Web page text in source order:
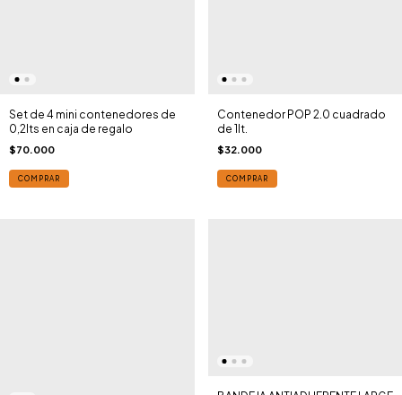
Set de 4 mini contenedores de
0,2lts en caja de regalo
$70.000
COMPRAR
Contenedor POP 2.0 cuadrado
de 1lt.
$32.000
COMPRAR